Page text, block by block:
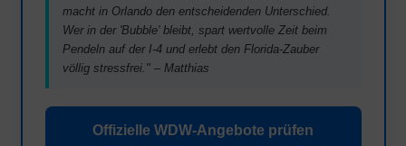
macht in Orlando den entscheidenden Unterschied.
Wer in der 'Bubble' bleibt, spart wertvolle Zeit beim
Pendeln auf der I-4 und erlebt den Florida-Zauber
völlig stressfrei." – Matthias
Offizielle WDW-Angebote prüfen